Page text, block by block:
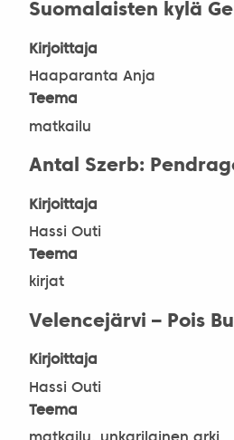
Suomalaisten kylä
Kirjoittaja
Haaparanta Anja
Teema
matkailu
Antal Szerb:
Kirjoittaja
Hassi Outi
Teema
kirjat
Velencejärvi – Pois
Kirjoittaja
Hassi Outi
Teema